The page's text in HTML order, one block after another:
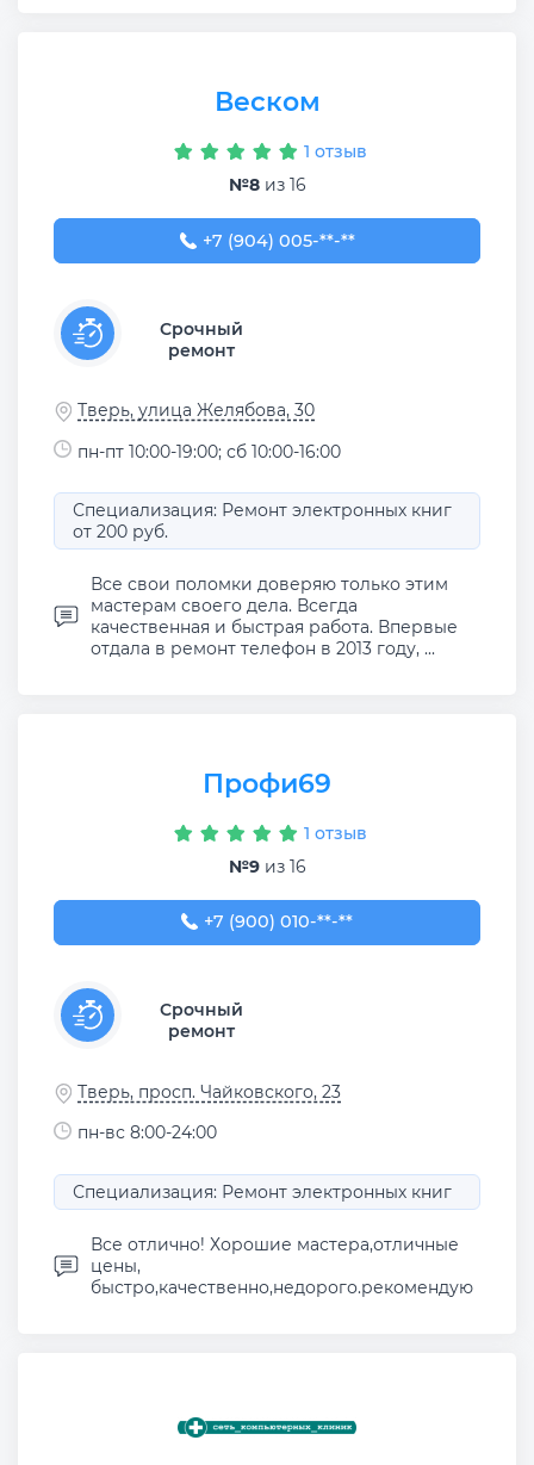
Веском
1 отзыв
№8из 16
+7 (904) 005-80-01
+7 (904) 005-**-**
Срочный
ремонт
Тверь, улица Желябова, 30
пн-пт 10:00-19:00; сб 10:00-16:00
Специализация: Ремонт электронных книг
от 200 руб.
Все свои поломки доверяю только этим
мастерам своего дела. Всегда
качественная и быстрая работа. Впервые
отдала в ремонт телефон в 2013 году, ...
Профи69
1 отзыв
№9из 16
+7 (900) 010-00-37
+7 (900) 010-**-**
Срочный
ремонт
Тверь, просп. Чайковского, 23
пн-вс 8:00-24:00
Специализация: Ремонт электронных книг
Все отлично! Хорошие мастера,отличные
цены,
быстро,качественно,недорого.рекомендую